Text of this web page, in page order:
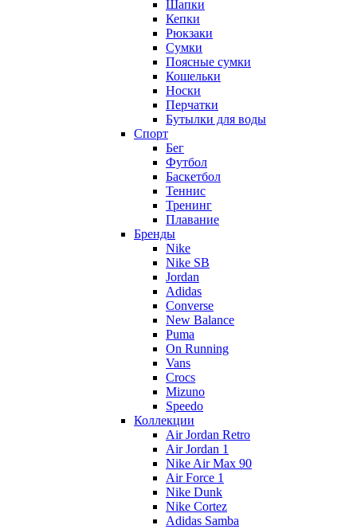
Шапки
Кепки
Рюкзаки
Сумки
Поясные сумки
Кошельки
Носки
Перчатки
Бутылки для воды
Спорт
Бег
Футбол
Баскетбол
Теннис
Тренинг
Плавание
Бренды
Nike
Nike SB
Jordan
Adidas
Converse
New Balance
Puma
On Running
Vans
Crocs
Mizuno
Speedo
Коллекции
Air Jordan Retro
Air Jordan 1
Nike Air Max 90
Air Force 1
Nike Dunk
Nike Cortez
Adidas Samba